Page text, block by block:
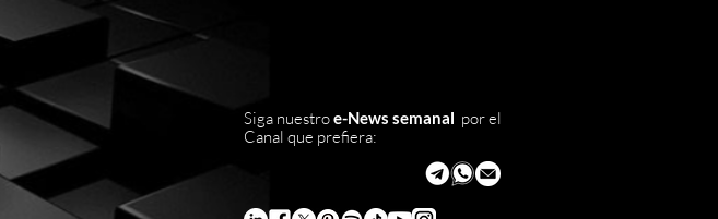
Siga nuestroe-News semanal por el
Canal que prefiera: